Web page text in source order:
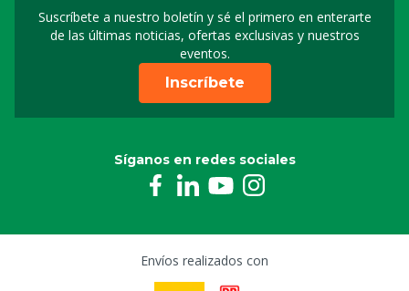
Suscríbete a nuestro boletín y sé el primero en enterarte
de las últimas noticias, ofertas exclusivas y nuestros
eventos.
Suscripción a nuestro
Inscríbete
Síganos en redes sociales
Envíos realizados con